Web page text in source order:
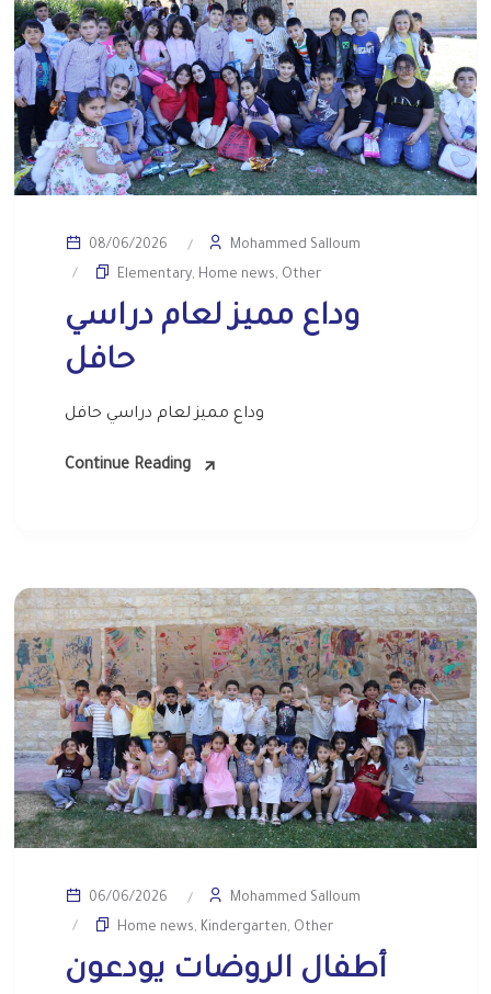
08/06/2026
Mohammed Salloum
Elementary, Home news, Other
وداع مميز لعام دراسي
حافل
وداع مميز لعام دراسي حافل
Continue Reading
06/06/2026
Mohammed Salloum
Home news, Kindergarten, Other
أطفال الروضات يودعون